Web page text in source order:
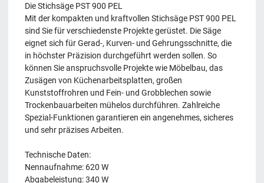
Die Stichsäge PST 900 PEL
Mit der kompakten und kraftvollen Stichsäge PST 900 PEL
sind Sie für verschiedenste Projekte gerüstet. Die Säge
eignet sich für Gerad-, Kurven- und Gehrungsschnitte, die
in höchster Präzision durchgeführt werden sollen. So
können Sie anspruchsvolle Projekte wie Möbelbau, das
Zusägen von Küchenarbeitsplatten, großen
Kunststoffrohren und Fein- und Grobblechen sowie
Trockenbauarbeiten mühelos durchführen. Zahlreiche
Spezial-Funktionen garantieren ein angenehmes, sicheres
und sehr präzises Arbeiten.
Technische Daten:
Nennaufnahme: 620 W
Abgabeleistung: 340 W